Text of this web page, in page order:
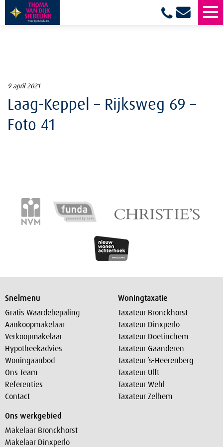
9 april 2021
Laag-Keppel – Rijksweg 69 –
Foto 41
Snelmenu
Gratis Waardebepaling
Aankoopmakelaar
Verkoopmakelaar
Hypotheekadvies
Woningaanbod
Ons Team
Referenties
Contact
Woningtaxatie
Taxateur Bronckhorst
Taxateur Dinxperlo
Taxateur Doetinchem
Taxateur Gaanderen
Taxateur ‘s-Heerenberg
Taxateur Ulft
Taxateur Wehl
Taxateur Zelhem
Ons werkgebied
Makelaar Bronckhorst
Makelaar Dinxperlo